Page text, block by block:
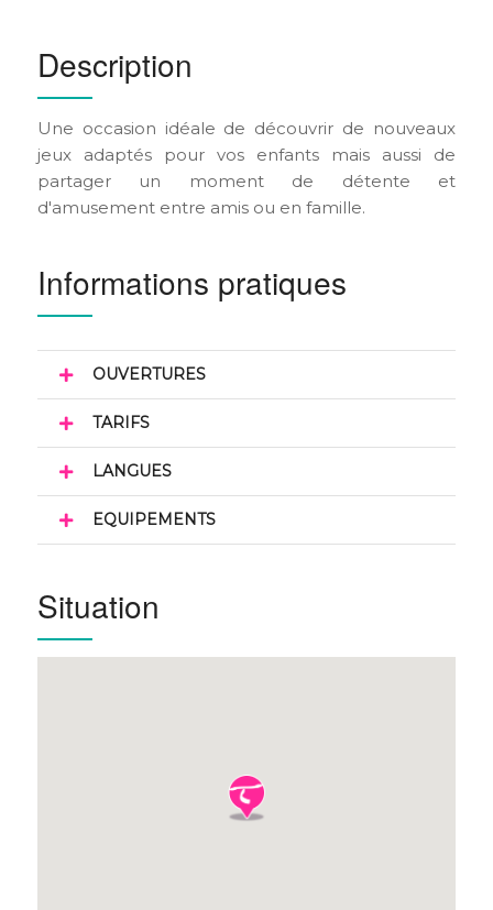
Description
Une occasion idéale de découvrir de nouveaux
jeux adaptés pour vos enfants mais aussi de
partager un moment de détente et
d'amusement entre amis ou en famille.
Informations pratiques
OUVERTURES
TARIFS
LANGUES
EQUIPEMENTS
Situation